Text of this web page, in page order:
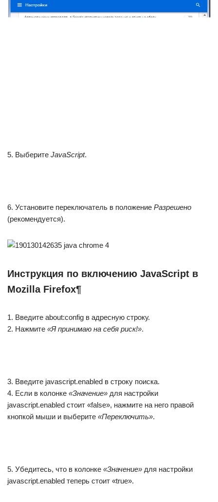
5. Выберите JavaScript.
6. Установите переключатель в положение Разрешено
(рекомендуется).
Инструкция по включению JavaScript в
Mozilla Firefox¶
1. Введите about:config в адресную строку.
2. Нажмите «Я принимаю на себя риск!».
3. Введите javascript.enabled в строку поиска.
4. Если в колонке «Значение» для настройки
javascript.enabled стоит «false», нажмите на него правой
кнопкой мыши и выберите «Переключить».
5. Убедитесь, что в колонке «Значение» для настройки
javascript.enabled теперь стоит «true».